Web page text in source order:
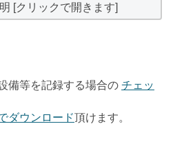
[クリックで開きます]
備等を記録する場合の チェッ
ダウンロード頂けます。